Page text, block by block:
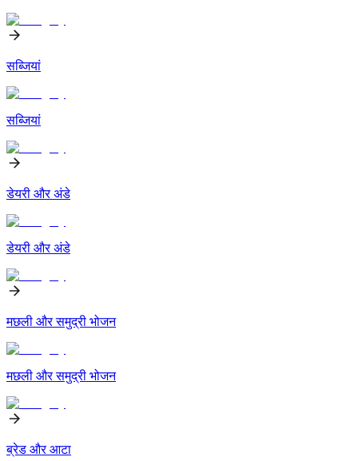
सब्जियां
सब्जियां
डेयरी और अंडे
डेयरी और अंडे
मछली और समुद्री भोजन
मछली और समुद्री भोजन
ब्रेड और आटा